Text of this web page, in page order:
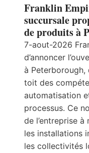
Franklin
succursale
de produits à
7-aout-2026
d’annoncer
à Peterborough,
toit des
automatisation
processus. Ce
de l’entreprise
les installations
les collectivités